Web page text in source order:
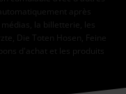
après
la billetterie, les
Die Toten Hosen, Feine
d'achat et les produits